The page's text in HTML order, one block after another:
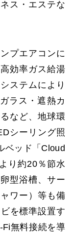
ス・エステな
プエアコンに
効率ガス給湯
ステムにより
ラス・遮熱カ
など、地球環
シーリング照
ベッド「Cloud
り約20％節水
型浴槽、サー
ワー）等も備
を標準設置す
Fi無料接続を導